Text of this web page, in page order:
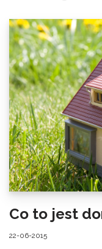
Co to jest
22-06-2015